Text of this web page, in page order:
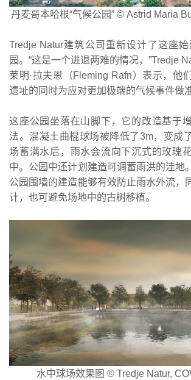
丹麦哥本哈根“气候公园” © Astrid Maria
Tredje Natur建筑公司重新设计了这座
园。“这是一个进退两难的情况，”Tredje
莱明·拉夫恩（Fleming Rafn）表示，他
遗址的同时为应对更加极端的气候事件做
这座公园坐落在山脚下，它的改造基于
法。混凝土曲棍球场被降低了3m，变成
场蓄满水后，雨水会流向下沉式的玫瑰
中。公园中还计划建造可调蓄雨洪的洼地
公园围墙的建造能够有效防止雨水外流，
计，也可避免场地中的古树移植。
水中球场效果图 © Tredje Natur,